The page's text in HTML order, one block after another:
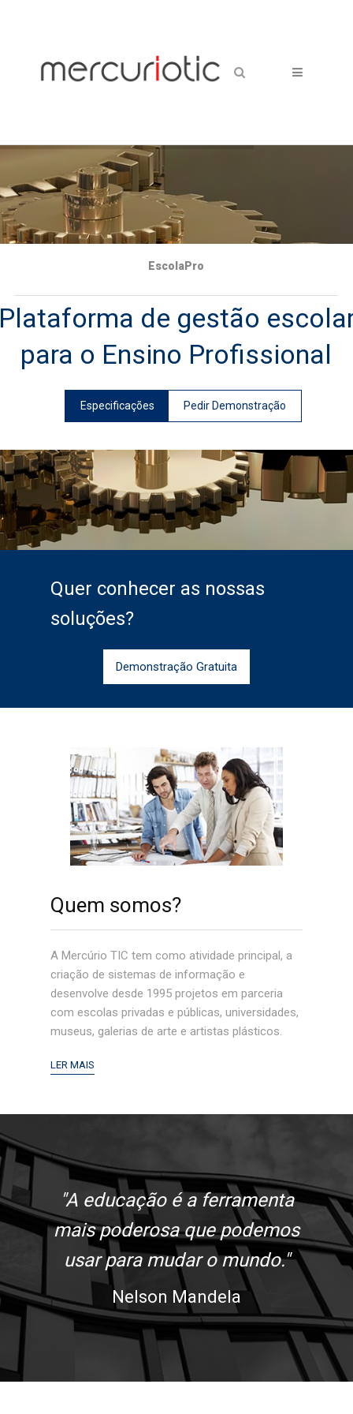
EscolaPro
de gestão
para o Ensino Profissional
Especificações Pedir Demonstração
Quer conhecer as nossas
soluções?
Demonstração Gratuita
Quem somos?
A Mercúrio TIC tem como atividade principal, a
criação de sistemas de informação e
desenvolve desde 1995 projetos em parceria
com escolas privadas e públicas, universidades,
museus, galerias de arte e artistas plásticos.
LER MAIS
"A educação é a ferramenta
mais poderosa que podemos
usar para mudar o mundo."
Nelson Mandela